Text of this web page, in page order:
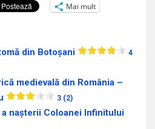
Mai mult
din Botoșani
4
medievală din România –
3 (2)
naşterii Coloanei Infinitului